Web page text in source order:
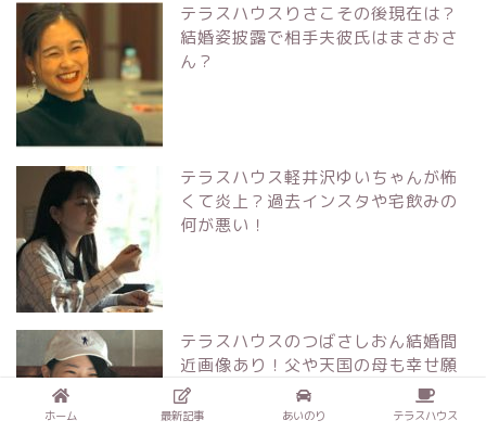
テラスハウスりさこその後現在は？
結婚姿披露で相手夫彼氏はまさおさ
ん？
テラスハウス軽井沢ゆいちゃんが怖
くて炎上？過去インスタや宅飲みの
何が悪い！
テラスハウスのつばさしおん結婚間
近画像あり！父や天国の母も幸せ願
う！
ホーム 最新記事 あいのり テラスハウス